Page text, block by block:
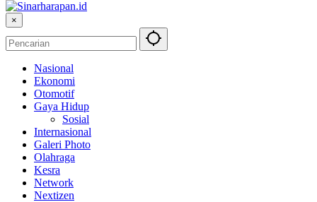
×
Nasional
Ekonomi
Otomotif
Gaya Hidup
Sosial
Internasional
Galeri Photo
Olahraga
Kesra
Network
Nextizen